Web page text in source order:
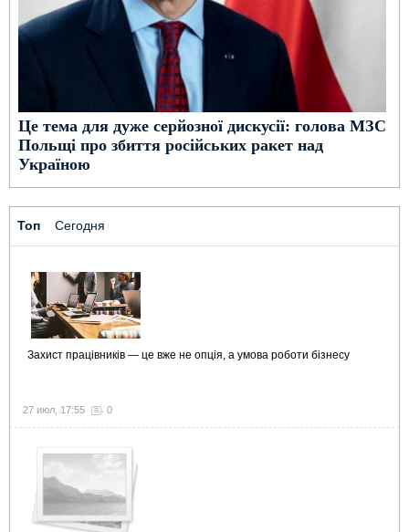
Це тема для дуже серйозної дискусії: голова МЗС
Польщі про збиття російських ракет над
Україною
Топ Сегодня
Захист працівників — це вже не опція, а умова роботи бізнесу
27 июл, 17:55 0